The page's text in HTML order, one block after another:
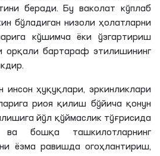
беради. Бу ваколат кўплаб
бўладиган низоли ҳолатларни
кўшимча ёки ўзгартириш
орқали бартараф этилишининг
ҳуқуқлари, эркинликлари
риоя қилиш бўйича қонун
йўл қўймаслик тўғрисида
ва бошқа ташкилотларнинг
ёзма равишда огоҳлантириш,